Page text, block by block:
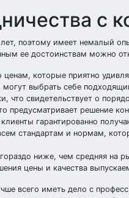
с
поэтому имеет немалый
ее достоинствам можно
которые приятно
выбрать себе
что свидетельствует о
предусматривает решение
гарантированно
стандартам и нормам,
ниже, чем средняя на
цены и качества
всего иметь дело с